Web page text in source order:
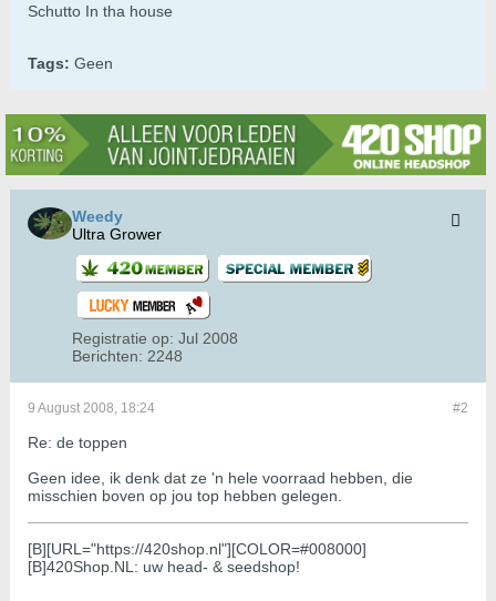
Schutto In tha house
Tags: Geen
Weedy
Ultra Grower
Registratie op: Jul 2008
Berichten: 2248
#2
9 August 2008, 18:24
Re: de toppen
Geen idee, ik denk dat ze 'n hele voorraad hebben, die
misschien boven op jou top hebben gelegen.
[B][URL="https://420shop.nl"][COLOR=#008000]
[B]420Shop.NL: uw head- & seedshop!